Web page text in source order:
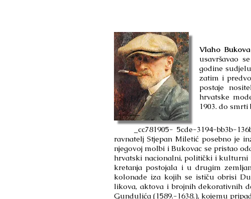
Vlaho
usavršavao
godine
zatim i
postaje
hrvatske
1903. do
_cc781905- 5cde-3194-bb3b-
ravnatelj Stjepan Miletić posebno je
njegovoj molbi i Bukovac se pristao
hrvatski nacionalni, politički i kulturni
kretanja postojala i u drugim
kolonade iza kojih se ističu obrisi
likova, aktova i brojnih dekorativnih
Gundulića (1589.-1638.), kojemu